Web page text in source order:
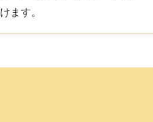
ます。